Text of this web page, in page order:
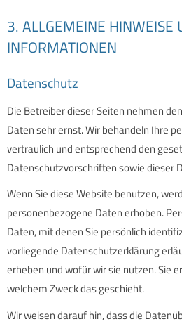
3. ALLGEMEINE
INFORMATIONEN
Datenschutz
Die Betreiber dieser Seiten nehmen
Daten sehr ernst. Wir behandeln Ihre
vertraulich und entsprechend den
Datenschutzvorschriften sowie dieser
Wenn Sie diese Website benutzen,
personenbezogene Daten erhoben.
Daten, mit denen Sie persönlich
vorliegende Datenschutzerklärung
erheben und wofür wir sie nutzen. Sie
welchem Zweck das geschieht.
Wir weisen darauf hin, dass die